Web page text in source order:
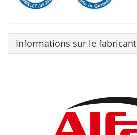
Informations sur le fabricant